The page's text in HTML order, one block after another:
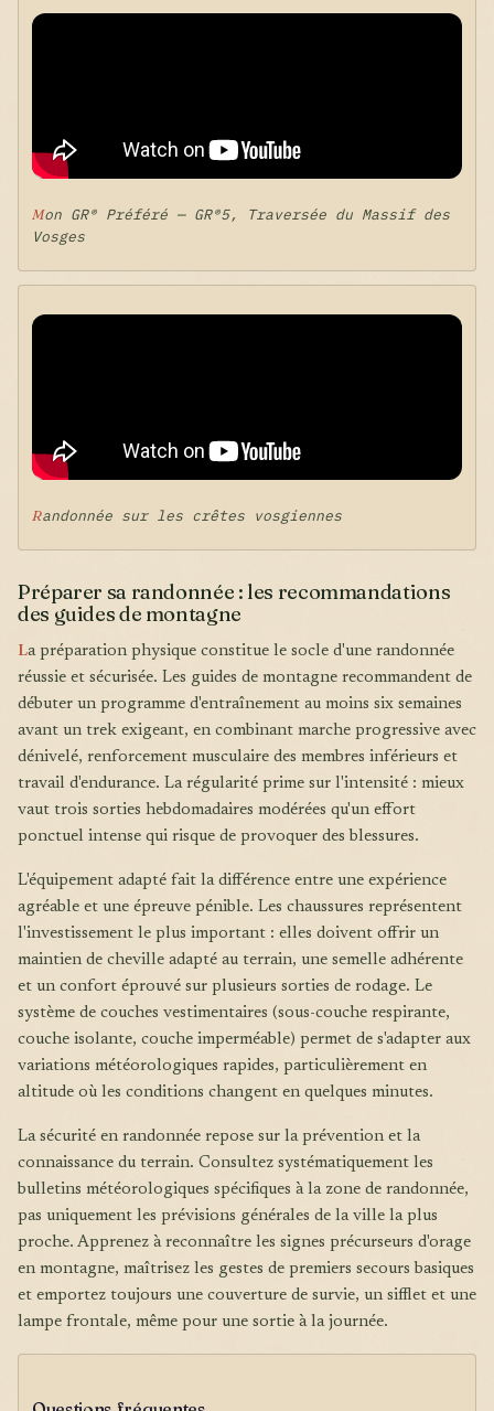
Mon GR® Préféré — GR®5, Traversée du Massif des
Vosges
Randonnée sur les crêtes vosgiennes
Préparer sa randonnée : les recommandations
des guides de montagne
La préparation physique constitue le socle d'une randonnée
réussie et sécurisée. Les guides de montagne recommandent de
débuter un programme d'entraînement au moins six semaines
avant un trek exigeant, en combinant marche progressive avec
dénivelé, renforcement musculaire des membres inférieurs et
travail d'endurance. La régularité prime sur l'intensité : mieux
vaut trois sorties hebdomadaires modérées qu'un effort
ponctuel intense qui risque de provoquer des blessures.
L'équipement adapté fait la différence entre une expérience
agréable et une épreuve pénible. Les chaussures représentent
l'investissement le plus important : elles doivent offrir un
maintien de cheville adapté au terrain, une semelle adhérente
et un confort éprouvé sur plusieurs sorties de rodage. Le
système de couches vestimentaires (sous-couche respirante,
couche isolante, couche imperméable) permet de s'adapter aux
variations météorologiques rapides, particulièrement en
altitude où les conditions changent en quelques minutes.
La sécurité en randonnée repose sur la prévention et la
connaissance du terrain. Consultez systématiquement les
bulletins météorologiques spécifiques à la zone de randonnée,
pas uniquement les prévisions générales de la ville la plus
proche. Apprenez à reconnaître les signes précurseurs d'orage
en montagne, maîtrisez les gestes de premiers secours basiques
et emportez toujours une couverture de survie, un sifflet et une
lampe frontale, même pour une sortie à la journée.